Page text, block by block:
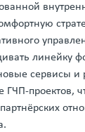
линейку
сервисы и
ГЧП-проектов,